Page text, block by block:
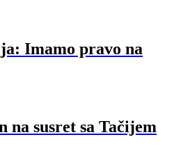
Imamo pravo na
na susret sa Tačijem